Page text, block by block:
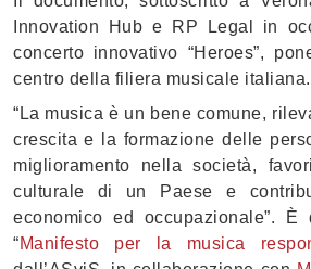
Innovation Hub e RP Legal in
concerto innovativo “Heroes”,
centro della filiera musicale italiana.
“La musica è un bene comune,
crescita e la formazione delle
miglioramento nella società,
culturale di un Paese e
economico ed occupazionale”. È
“Manifesto per la musica